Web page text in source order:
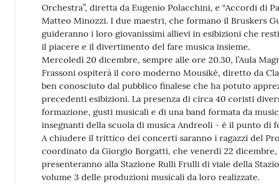
Orchestra”, diretta da Eugenio Polacchini, e “Accordi di
Matteo Minozzi. I due maestri, che formano il Bruskers
guideranno i loro giovanissimi allievi in esibizioni che
il piacere e il divertimento del fare musica insieme.
Mercoledì 20 dicembre, sempre alle ore 20.30, l’Aula
Frassoni ospiterà il coro moderno Mousikè, diretto da
ben conosciuto dal pubblico finalese che ha potuto
precedenti esibizioni. La presenza di circa 40 coristi
formazione, gusti musicali e di una band formata da
insegnanti della scuola di musica Andreoli - è il punto di
A chiudere il trittico dei concerti saranno i ragazzi del
coordinato da Giorgio Borgatti, che venerdì 22 dicembre,
presenteranno alla Stazione Rulli Frulli di viale della
volume 3 delle produzioni musicali da loro realizzate.